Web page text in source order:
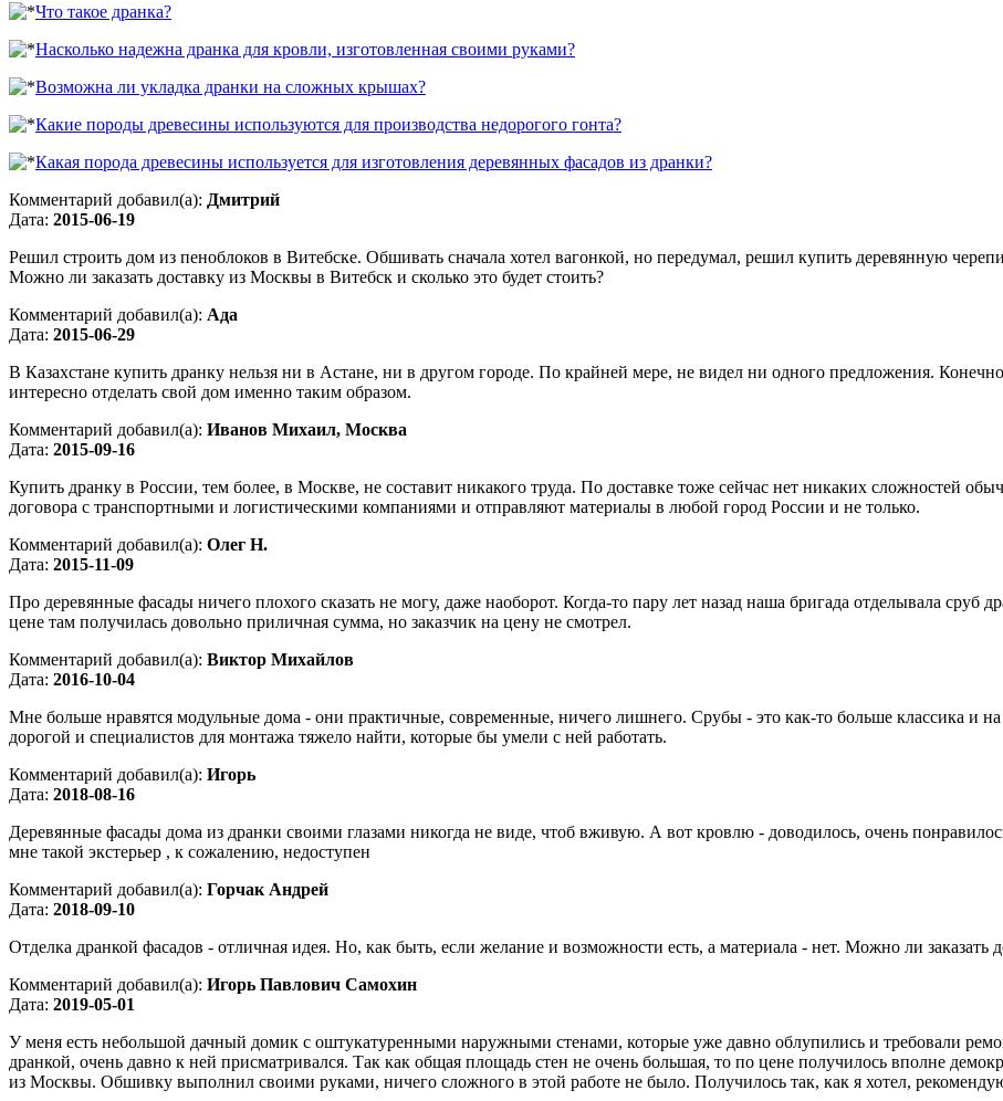
Что такое дранка?
Насколько надежна дранка для кровли, изготовленная своими руками?
Возможна ли укладка дранки на сложных крышах?
Какие породы древесины используются для производства недорогого гонта?
Какая порода древесины используется для изготовления деревянных фасадов из дранки?
Комментарий добавил(а): Дмитрий
Дата: 2015-06-19
Решил строить дом из пеноблоков в Витебске. Обшивать сначала хотел вагонкой, но передумал, решил купить деревянную
Можно ли заказать доставку из Москвы в Витебск и сколько это будет стоить?
Комментарий добавил(а): Ада
Дата: 2015-06-29
В Казахстане купить дранку нельзя ни в Астане, ни в другом городе. По крайней мере, не видел ни одного предложения.
интересно отделать свой дом именно таким образом.
Комментарий добавил(а): Иванов Михаил, Москва
Дата: 2015-09-16
Купить дранку в России, тем более, в Москве, не составит никакого труда. По доставке тоже сейчас нет никаких сложностей
договора с транспортными и логистическими компаниями и отправляют материалы в любой город России и не только.
Комментарий добавил(а): Олег Н.
Дата: 2015-11-09
Про деревянные фасады ничего плохого сказать не могу, даже наоборот. Когда-то пару лет назад наша бригада отделывала сруб
цене там получилась довольно приличная сумма, но заказчик на цену не смотрел.
Комментарий добавил(а): Виктор Михайлов
Дата: 2016-10-04
Мне больше нравятся модульные дома - они практичные, современные, ничего лишнего. Срубы - это как-то больше классика и
дорогой и специалистов для монтажа тяжело найти, которые бы умели с ней работать.
Комментарий добавил(а): Игорь
Дата: 2018-08-16
Деревянные фасады дома из дранки своими глазами никогда не виде, чтоб вживую. А вот кровлю - доводилось, очень
мне такой экстерьер , к сожалению, недоступен
Комментарий добавил(а): Горчак Андрей
Дата: 2018-09-10
Отделка дранкой фасадов - отличная идея. Но, как быть, если желание и возможности есть, а материала - нет. Можно ли заказать
Комментарий добавил(а): Игорь Павлович Самохин
Дата: 2019-05-01
У меня есть небольшой дачный домик с оштукатуренными наружными стенами, которые уже давно облупились и требовали
дранкой, очень давно к ней присматривался. Так как общая площадь стен не очень большая, то по цене получилось вполне
из Москвы. Обшивку выполнил своими руками, ничего сложного в этой работе не было. Получилось так, как я хотел,